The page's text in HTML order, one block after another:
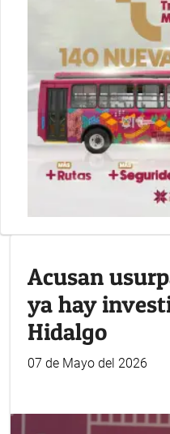
Acusan
ya hay
Hidalgo
07 de Mayo del 2026